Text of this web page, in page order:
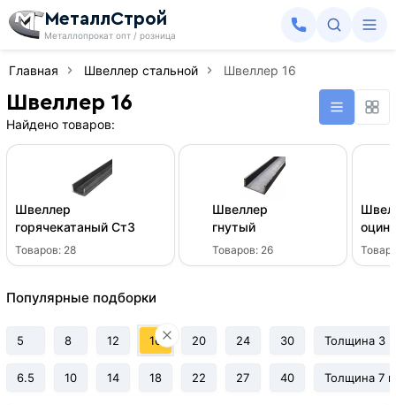
МеталлСтрой
Металлопрокат опт / розница
Главная Швеллер стальной Швеллер 16
Швеллер 16
Найдено товаров:
Швеллер
горячекатаный Ст3
Товаров: 28
Швеллер
гнутый
Товаров: 26
Популярные подборки
5
6.5
8
10
12
14
16
18
20
22
24
27
30
40
Толщина 3
Толщина 7